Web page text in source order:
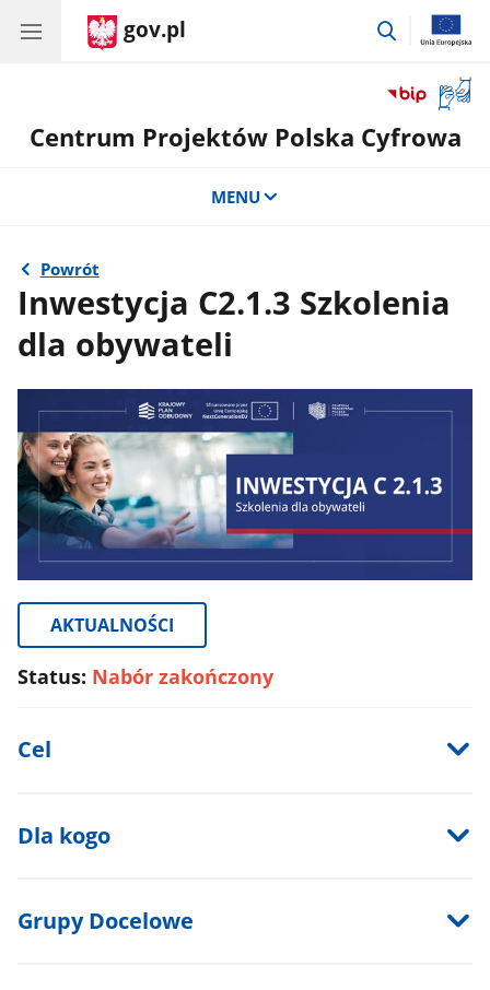
gov.pl
przejdź
okno
z
Centrum Projektów Polska Cyfrowa
MENU
Powrót
Inwestycja C2.1.3 Szkolenia
dla obywateli
AKTUALNOŚCI
Status: Nabór zakończony
Cel
Dla kogo
Grupy Docelowe